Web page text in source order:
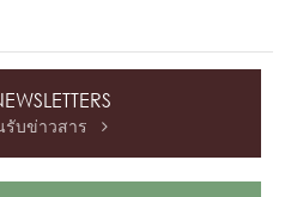
รับข่าวสาร 